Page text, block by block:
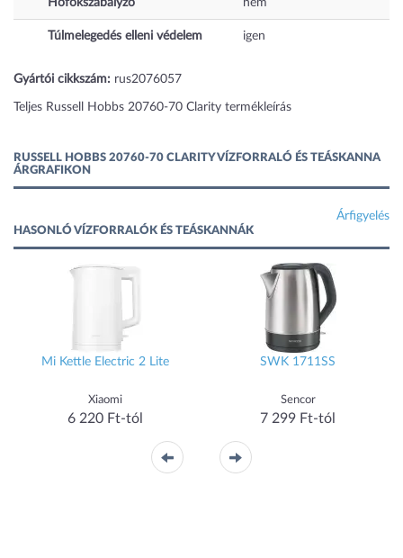
Hőfokszabályzó nem
Túlmelegedés elleni védelem igen
Gyártói cikkszám: rus2076057
Teljes Russell Hobbs 20760-70 Clarity termékleírás
RUSSELL HOBBS 20760-70 CLARITY VÍZFORRALÓ ÉS TEÁSKANNA
ÁRGRAFIKON
Árfigyelés
HASONLÓ VÍZFORRALÓK ÉS TEÁSKANNÁK
Mi Kettle Electric 2 Lite
Xiaomi
6 220 Ft-tól
SWK 1711SS
Sencor
7 299 Ft-tól